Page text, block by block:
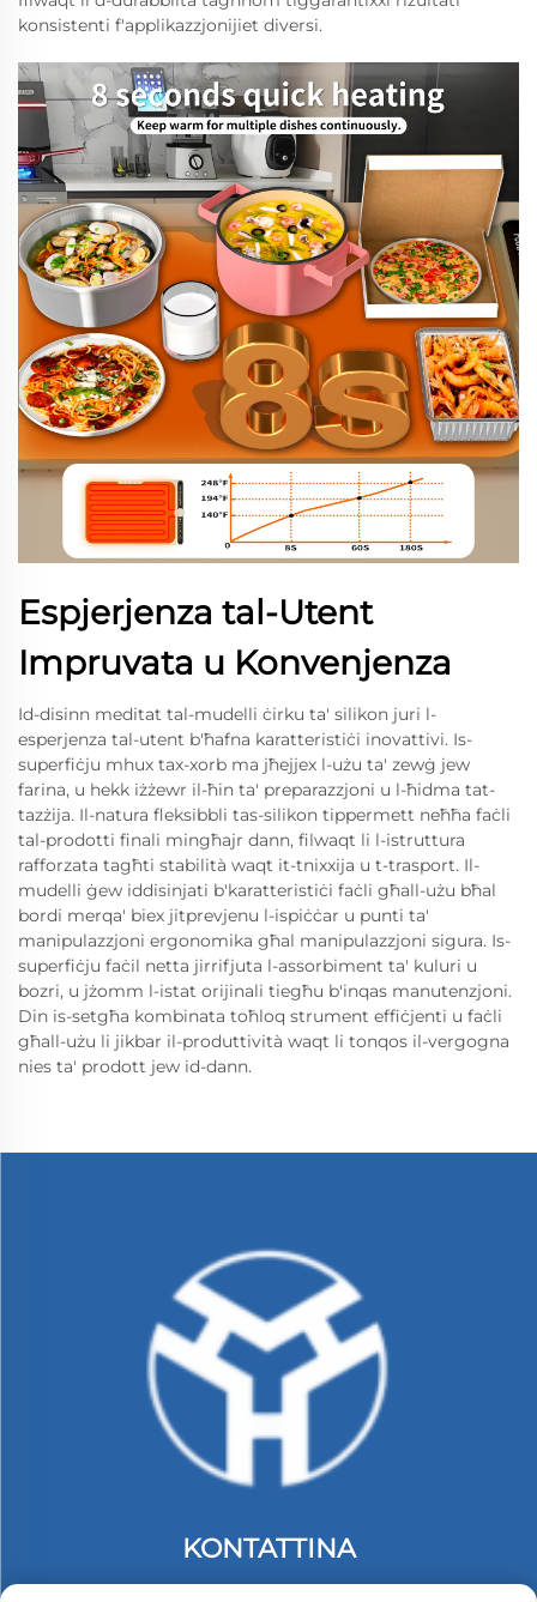
konsistenti f'applikazzjonijiet diversi.
Espjerjenza tal-Utent
Impruvata u Konvenjenza
Id-disinn meditat tal-mudelli ċirku ta' silikon juri l-
esperjenza tal-utent b'ħafna karatteristiċi inovattivi. Is-
superfiċju mhux tax-xorb ma jħejjex l-użu ta' zewġ jew
farina, u hekk iżżewr il-ħin ta' preparazzjoni u l-ħidma tat-
tazżija. Il-natura fleksibbli tas-silikon tippermett neħħa faċli
tal-prodotti finali mingħajr dann, filwaqt li l-istruttura
rafforzata tagħti stabilità waqt it-tnixxija u t-trasport. Il-
mudelli ġew iddisinjati b'karatteristiċi faċli għall-użu bħal
bordi merqa' biex jitprevjenu l-ispiċċar u punti ta'
manipulazzjoni ergonomika għal manipulazzjoni sigura. Is-
superfiċju faċil netta jirrifjuta l-assorbiment ta' kuluri u
bozri, u jżomm l-istat orijinali tiegħu b'inqas manutenzjoni.
Din is-setgħa kombinata toħloq strument effiċjenti u faċli
għall-użu li jikbar il-produttività waqt li tonqos il-vergogna
nies ta' prodott jew id-dann.
KONTATTINA